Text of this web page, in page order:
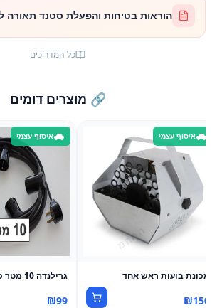
הוראות בטיחות והפעלת סטנד תאורה לד שטיפה
כל המדריכים
🔗 מוצרים דומים
איסוף עצמי
מכונת בועות ראש אחד
₪150
איסוף עצמי
גרילנדה 10 מטר כולל נורות
₪99